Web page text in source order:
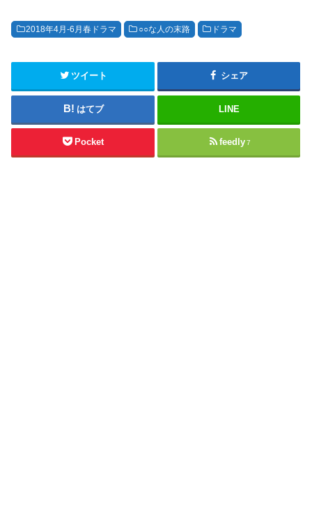
2018年4月-6月春ドラマ ○○な人の末路 ドラマ
ツイート シェア
はてブ LINE
Pocket feedly 7